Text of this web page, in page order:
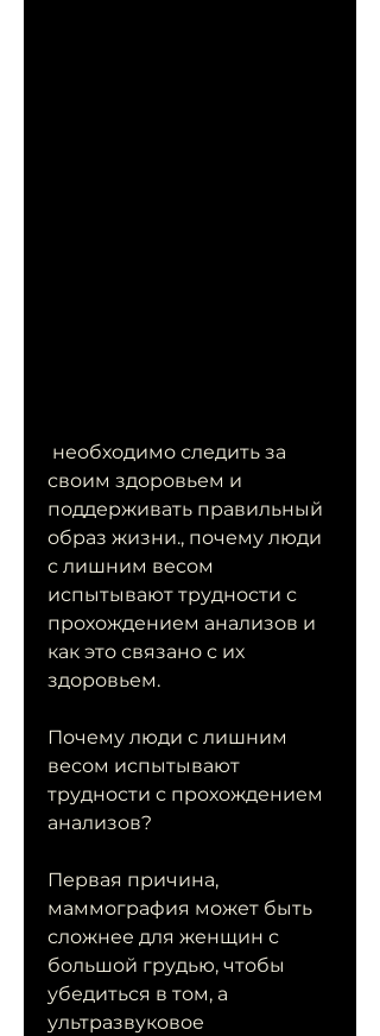
своим здоровьем и
поддерживать правильный
образ жизни., почему люди
с лишним весом
испытывают трудности с
прохождением анализов и
как это связано с их
здоровьем.
Почему люди с лишним
весом испытывают
трудности с прохождением
анализов?
Первая причина,
маммография может быть
сложнее для женщин с
большой грудью, чтобы
убедиться в том, а
ультразвуковое